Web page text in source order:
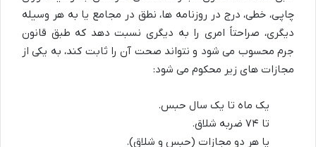
چاپی، خطی، درج در روزنامه ها، نطق در مجامع یا به هر وسیله
دیگری، صراحتاً امری را به دیگری نسبت دهد که طبق قانون
جرم محسوب می شود و نتواند صحت آن را ثابت کند، به یکی از
مجازات های زیر محکوم می شود:
یک ماه تا یک سال حبس.
تا ۷۴ ضربه شلاق.
یا هر دو مجازات (حبس و شلاق).